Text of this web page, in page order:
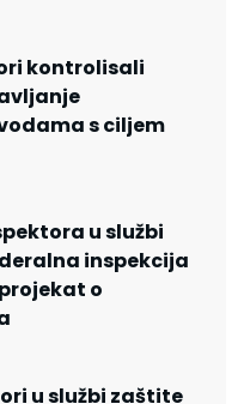
kontrolisali
s ciljem
u službi
inspekcija
o
u službi zaštite